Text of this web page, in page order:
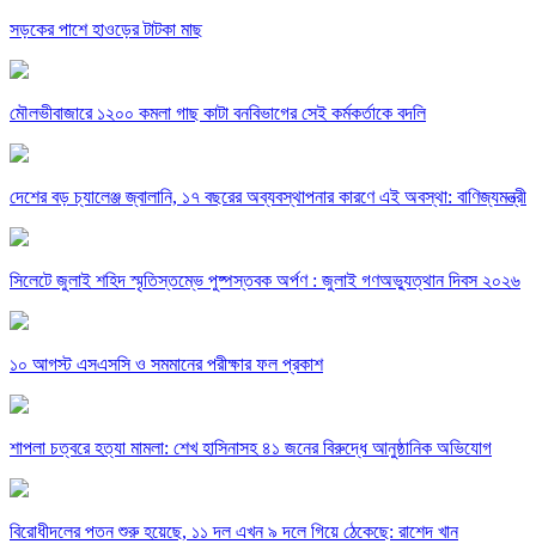
সড়কের পাশে হাওড়ের টাটকা মাছ
মৌলভীবাজারে ১২০০ কমলা গাছ কাটা বনবিভাগের সেই কর্মকর্তাকে বদলি
দেশের বড় চ্যালেঞ্জ জ্বালানি, ১৭ বছরের অব্যবস্থাপনার কারণে এই অবস্থা: বাণিজ্যমন্ত্রী
সিলেটে জুলাই শহিদ স্মৃতিস্তম্ভে পুষ্পস্তবক অর্পণ : জুলাই গণঅভ্যুত্থান দিবস ২০২৬
১০ আগস্ট এসএসসি ও সমমানের পরীক্ষার ফল প্রকাশ
শাপলা চত্বরে হত্যা মামলা: শেখ হাসিনাসহ ৪১ জনের বিরুদ্ধে আনুষ্ঠানিক অভিযোগ
বিরোধীদলের পতন শুরু হয়েছে, ১১ দল এখন ৯ দলে গিয়ে ঠেকেছে: রাশেদ খান